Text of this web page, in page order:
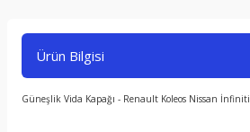
Ürün Bilgisi
Güneşlik Vida Kapağı - Renault Koleos Nissan İnfiniti